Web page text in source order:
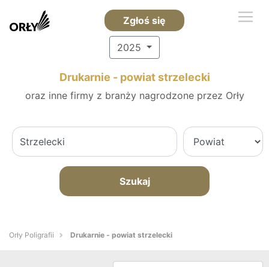
Zgłoś się
2025
Drukarnie - powiat strzelecki
oraz inne firmy z branży nagrodzone przez Orły
Szukaj
Orły Poligrafii Drukarnie - powiat strzelecki